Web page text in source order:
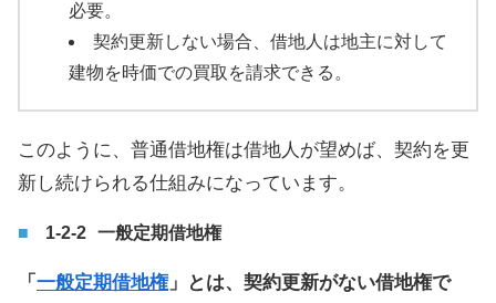
必要。
契約更新しない場合、借地人は地主に対して
建物を時価での買取を請求できる。
このように、普通借地権は借地人が望めば、契約を更
新し続けられる仕組みになっています。
一般定期借地権
「 一般定期借地権」とは、契約更新がない借地権で